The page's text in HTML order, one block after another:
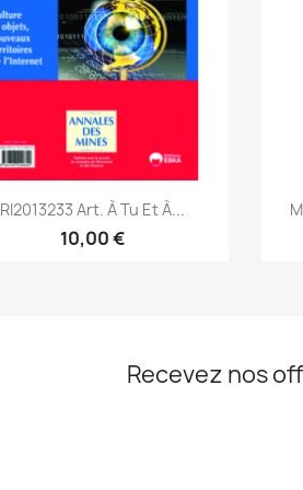
Aperçu rapide
RI2013233 Art. À Tu Et À...
10,00 €
Recevez nos